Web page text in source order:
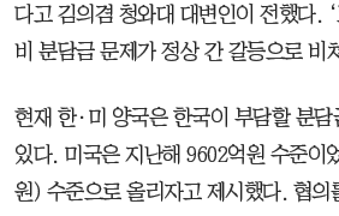
다고 김의겸 청와대 대변인이 전했다.
비 분담금 문제가 정상 간 갈등으로 비
현재 한·미 양국은 한국이 부담할 분
있다. 미국은 지난해 9602억원 수준이
원) 수준으로 올리자고 제시했다. 협